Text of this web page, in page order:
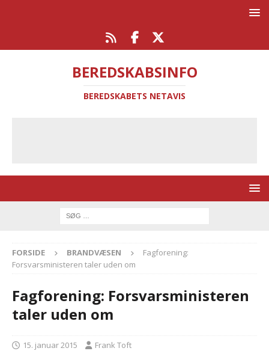
BEREDSKABSINFO
BEREDSKABETS NETAVIS
FORSIDE BRANDVÆSEN
Fagforening:
Forsvarsministeren taler uden om
Fagforening: Forsvarsministeren
taler uden om
15. januar 2015 Frank Toft